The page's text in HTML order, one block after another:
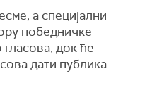
а специјални
победничке
док ће
дати публика